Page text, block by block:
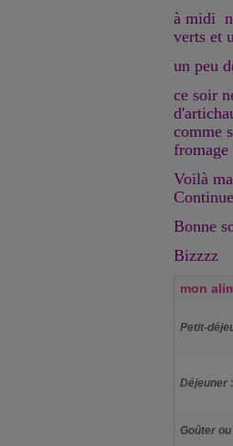
à midi
verts et
un peu
ce soir
comme
Voilà
Bonne
Bizzzz
mon
Petit-
Déjeuner :
Goûter